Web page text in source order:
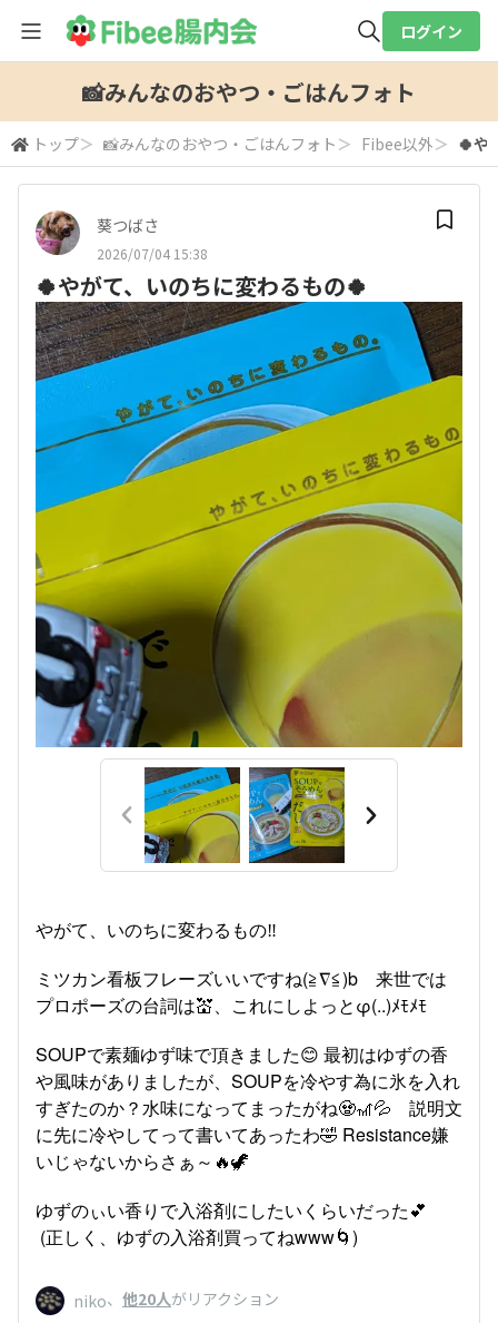
全体検索
検索
ログイン
📸みんなのおやつ・ごはんフォト
トップ＞ 📸みんなのおやつ・ごはんフォト ＞ Fibee以外＞ 🍀や
葵つばさ
2026/07/04 15:38
🍀やがて、いのちに変わるもの🍀
やがて、いのちに変わるもの‼️
ミツカン看板フレーズいいですね(≧∇≦)b 来世では
プロポーズの台詞は💒、これにしよっとφ(..)ﾒﾓﾒﾓ
SOUPで素麺ゆず味で頂きました😊 最初はゆずの香
や風味がありましたが、SOUPを冷やす為に氷を入れ
すぎたのか？水味になってまったがね🧟🎢💦 説明文
に先に冷やしてって書いてあったわ🤣 Resistance嫌
いじゃないからさぁ～🔥🦖
ゆずのぃい香りで入浴剤にしたいくらいだった💕
(正しく、ゆずの入浴剤買ってねwww🌀)
niko、 他20人がリアクション